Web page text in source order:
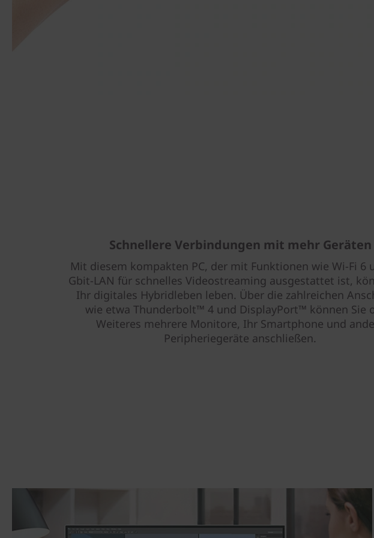
Schnellere Verbindungen mit mehr Geräten
Mit diesem kompakten PC, der mit Funktionen wie Wi-Fi 6
Gbit-LAN für schnelles Videostreaming ausgestattet ist,
Ihr digitales Hybridleben leben. Über die zahlreichen
wie etwa Thunderbolt™ 4 und DisplayPort™ können Sie
Weiteres mehrere Monitore, Ihr Smartphone und
Peripheriegeräte anschließen.